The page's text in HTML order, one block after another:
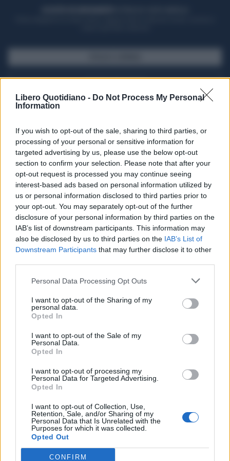
Libero Quotidiano - Do Not Process My Personal
Information
If you wish to opt-out of the sale, sharing to third parties, or
processing of your personal or sensitive information for
targeted advertising by us, please use the below opt-out
section to confirm your selection. Please note that after your
opt-out request is processed you may continue seeing
interest-based ads based on personal information utilized by
us or personal information disclosed to third parties prior to
your opt-out. You may separately opt-out of the further
disclosure of your personal information by third parties on the
IAB’s list of downstream participants. This information may
also be disclosed by us to third parties on the IAB’s List of
Downstream Participants that may further disclose it to other
Personal Data Processing Opt Outs
I want to opt-out of the Sharing of my
personal data.
Opted In
I want to opt-out of the Sale of my
Personal Data.
Opted In
I want to opt-out of processing my
Personal Data for Targeted Advertising.
Opted In
I want to opt-out of Collection, Use,
Retention, Sale, and/or Sharing of my
Personal Data that Is Unrelated with the
Purposes for which it was collected.
Opted Out
CONFIRM
Seguici su Google Discover
Segui Libero Quotidiano su Google Discover
Scegli Libero Quotidiano come fonte preferita
SPETTACOLI
SCIENZA E TECH
Libero ShoppingContattiPubblicitàCookie policy
Condizioni generali